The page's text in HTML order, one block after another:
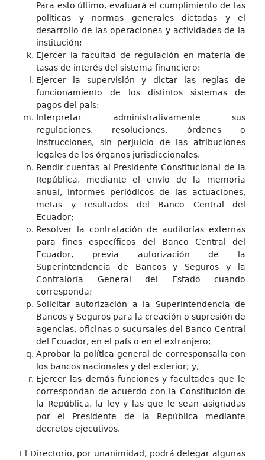
Para esto último, evaluará el cumplimiento de las
políticas y normas generales dictadas y el
desarrollo de las operaciones y actividades de la
institución;
Ejercer la facultad de regulación en materia de
tasas de interés del sistema financiero;
Ejercer la supervisión y dictar las reglas de
funcionamiento de los distintos sistemas de
pagos del país;
Interpretar administrativamente sus
regulaciones, resoluciones, órdenes o
instrucciones, sin perjuicio de las atribuciones
legales de los órganos jurisdiccionales.
Rendir cuentas al Presidente Constitucional de la
República, mediante el envío de la memoria
anual, informes periódicos de las actuaciones,
metas y resultados del Banco Central del
Ecuador;
Resolver la contratación de auditorías externas
para fines específicos del Banco Central del
Ecuador, previa autorización de la
Superintendencia de Bancos y Seguros y la
Contraloría General del Estado cuando
corresponda;
Solicitar autorización a la Superintendencia de
Bancos y Seguros para la creación o supresión de
agencias, oficinas o sucursales del Banco Central
del Ecuador, en el país o en el extranjero;
Aprobar la política general de corresponsalía con
los bancos nacionales y del exterior; y,
Ejercer las demás funciones y facultades que le
correspondan de acuerdo con la Constitución de
la República, la ley y las que le sean asignadas
por el Presidente de la República mediante
decretos ejecutivos.
El Directorio, por unanimidad, podrá delegar algunas